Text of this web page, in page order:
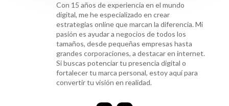
Con 15 años de experiencia en el mundo
digital, me he especializado en crear
estrategias online que marcan la diferencia. Mi
pasión es ayudar a negocios de todos los
tamaños, desde pequeñas empresas hasta
grandes corporaciones, a destacar en internet.
Si buscas potenciar tu presencia digital o
fortalecer tu marca personal, estoy aquí para
convertir tu visión en realidad.